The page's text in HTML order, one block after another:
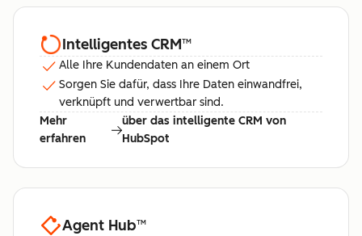
Intelligentes CRM™
Alle Ihre Kundendaten an einem Ort
Sorgen Sie dafür, dass Ihre Daten einwandfrei,
verknüpft und verwertbar sind.
Mehr
erfahren
über das intelligente CRM von
HubSpot
Agent Hub™